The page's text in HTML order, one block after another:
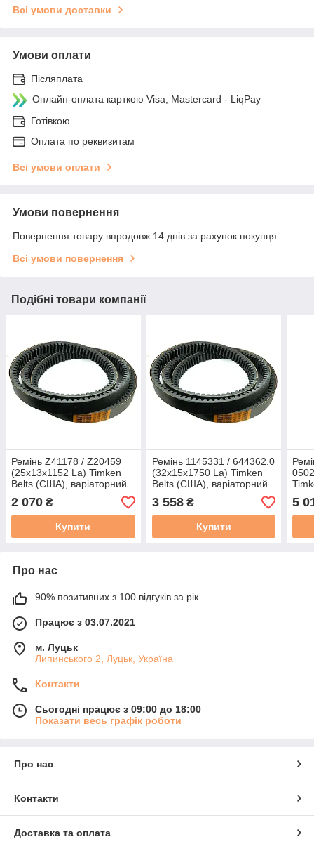
Всі умови доставки
Умови оплати
Післяплата
Онлайн-оплата карткою Visa, Mastercard - LiqPay
Готівкою
Оплата по реквизитам
Всі умови оплати
Умови повернення
Повернення товару впродовж 14 днів за рахунок покупця
Всі умови повернення
Подібні товари компанії
Ремінь Z41178 / Z20459
(25x13x1152 La) Timken
Belts (США), варіаторний
2 070 ₴
Купити
Ремінь 1145331 / 644362.0
(32x15x1750 La) Timken
Belts (США), варіаторний
3 558₴
Купити
5
Про нас
90% позитивних з 100 відгуків за рік
Працює з 03.07.2021
м. Луцьк
Липинського 2, Луцьк, Україна
Контакти
Сьогодні працює з 09:00 до 18:00
Показати весь графік роботи
Про нас
Контакти
Доставка та оплата